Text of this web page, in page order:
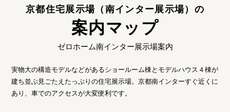
京都住宅展示場（南インター展示場）の
案内マップ
ゼロホーム南インター展示場案内
実物大の構造モデルなどがあるショールーム棟と モデルハウス４棟が
建ち並ぶ見ごたえたっぷりの住宅展示場。京都南インターすぐ近くに
あり、車でのアクセスが大変便利です。